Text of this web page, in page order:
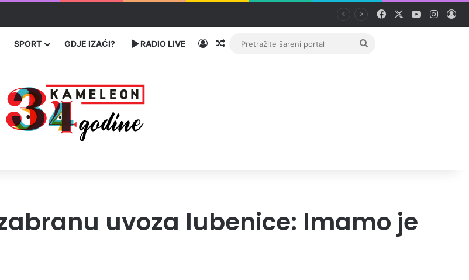
za Memorijalni centar Srebrenica Facebook YouTube
SPORT GDJE IZAĆI? RADIO LIVE PrijavaRandom članak
Pretražite
uvoza lubenice: Imamo je